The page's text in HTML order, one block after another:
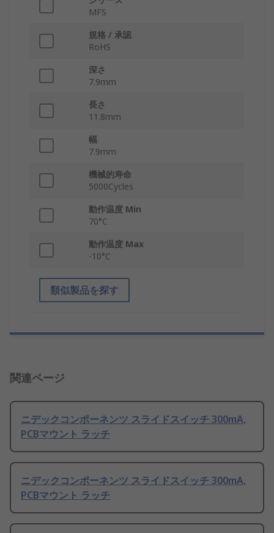
MFS
規格 / 承認
RoHS
深さ
7.9mm
長さ
11.8mm
幅
7.9mm
機械的寿命
5000Cycles
動作温度 Min
70°C
動作温度 Max
-10°C
類似製品を探す
関連ページ
ニデックコンポーネンツ スライドスイッチ 300mA,
PCBマウント ラッチ
ニデックコンポーネンツ スライドスイッチ 300mA,
PCBマウント ラッチ